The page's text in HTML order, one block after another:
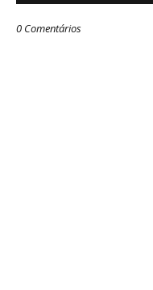
0 Comentários